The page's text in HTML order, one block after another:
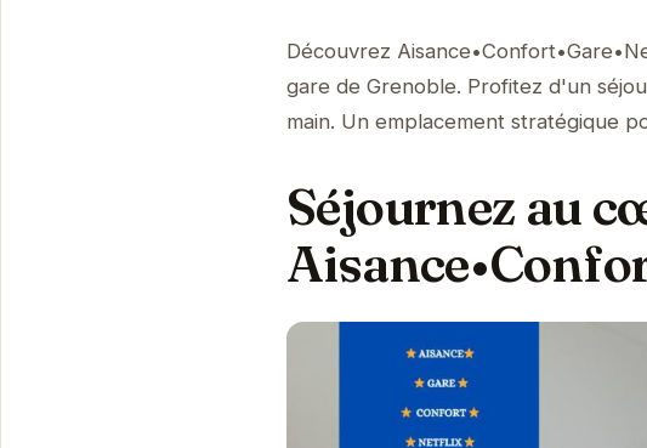
Découvrez
gare de Grenoble. Profitez d'un
main. Un emplacement stratégique
Séjournez au